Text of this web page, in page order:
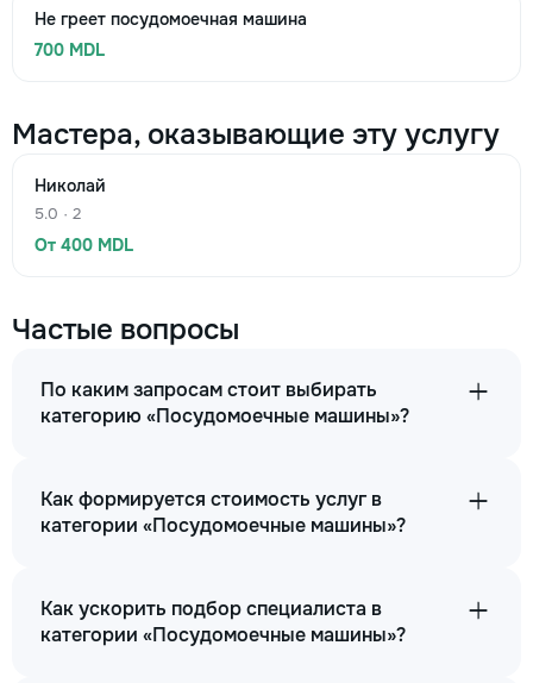
Не греет посудомоечная машина
700 MDL
Мастера, оказывающие эту услугу
Николай
5.0 · 2
От 400 MDL
Частые вопросы
По каким запросам стоит выбирать
категорию «Посудомоечные машины»?
Как формируется стоимость услуг в
категории «Посудомоечные машины»?
Как ускорить подбор специалиста в
категории «Посудомоечные машины»?